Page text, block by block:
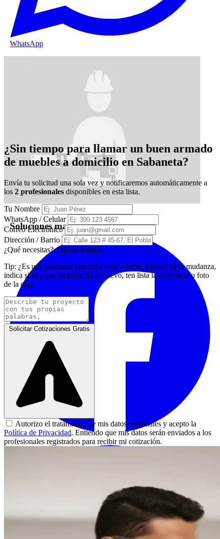
WhatsApp
Soluciones madera Vasquez
¿Sin tiempo para llamar un buen armado
de muebles a domicilio en Sabaneta?
Envía tu solicitud una sola vez y notificaremos automáticamente a
los 2 profesionales disponibles en esta lista.
Tu Nombre
WhatsApp / Celular
Correo Electrónico
Dirección / Barrio
¿Qué necesitas?. Danos detalles
Tip: ¿Es una mudanza completa o un mueble nuevo? Si es mudanza,
indica si hay que embalar. Si es nuevo, ten lista la referencia o foto
de la caja.
Solicitar Cotizaciones Gratis
Autorizo el tratamiento de mis datos personales y acepto la
Política de Privacidad. Entiendo que mis datos serán enviados a los
profesionales registrados para recibir mi cotización.